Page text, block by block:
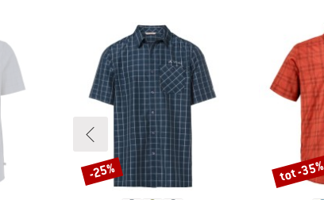
Korting
-25% Korting
tot -